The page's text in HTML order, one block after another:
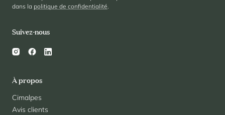
À propos
Cimalpes
Avis clients
Suivez-nous
dans la politique de confidentialité.